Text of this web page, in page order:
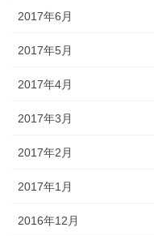
2017年6月
2017年5月
2017年4月
2017年3月
2017年2月
2017年1月
2016年12月